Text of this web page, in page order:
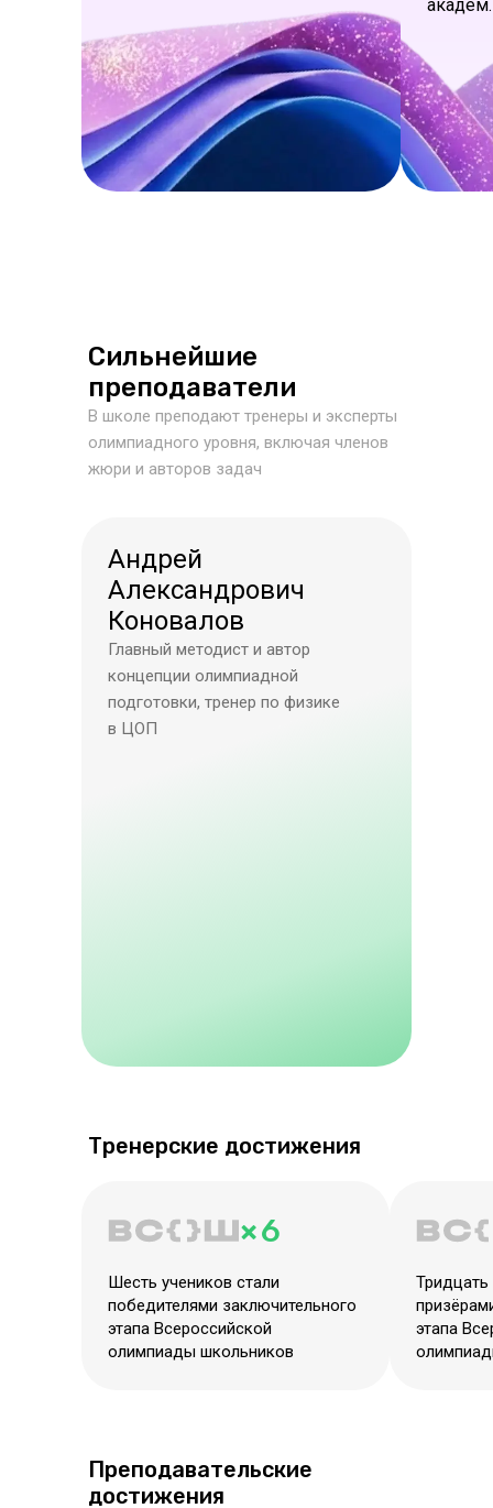
Сильнейшие
преподаватели
В школе преподают тренеры и эксперты
олимпиадного уровня, включая членов
жюри и авторов задач
Андрей
Александрович
Коновалов
Главный методист и автор
концепции олимпиадной
подготовки, тренер по физике
в ЦОП
Тренерские достижения
× 6
Шесть учеников стали
победителями заключительного
этапа Всероссийской
олимпиады школьников
Тридцать
этапа
Преподавательские
достижения